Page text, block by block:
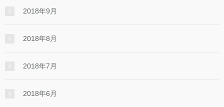
2018年9月
2018年8月
2018年7月
2018年6月